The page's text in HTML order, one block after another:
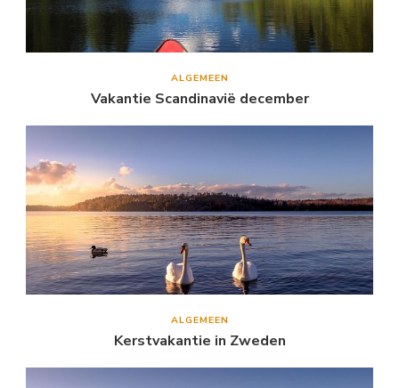
ALGEMEEN
Vakantie Scandinavië december
ALGEMEEN
Kerstvakantie in Zweden